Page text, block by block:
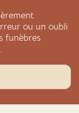
ou un oubli
funèbres